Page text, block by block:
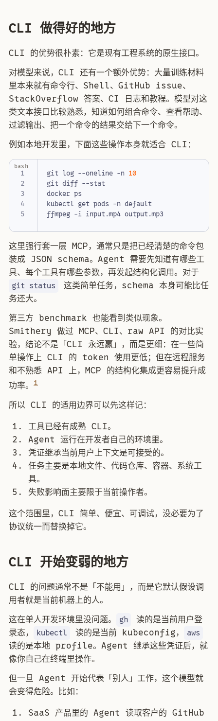
CLI 做得好的地方
CLI 的优势很朴素：它是现有工程系统的原生接口。
对模型来说，CLI 还有一个额外优势：大量训练材料
里本来就有命令行、Shell、GitHub issue、
StackOverflow 答案、CI 日志和教程。模型对这
类文本接口比较熟悉，知道如何组合命令、查看帮助、
过滤输出、把一个命令的结果交给下一个命令。
例如本地开发里，下面这些操作本身就适合 CLI：
1
2
4
5
git log --oneline -n 10
bash
这里强行套一层 MCP，通常只是把已经清楚的命令包
装成 JSON schema。Agent 需要先知道有哪些工
具、每个工具有哪些参数，再发起结构化调用。对于
git status
这类简单任务，schema 本身可能比任
务还大。
第三方 benchmark 也能看到类似现象。
Smithery 做过 MCP、CLI、raw API 的对比实
验，结论不是「CLI 永远赢」，而是更细：在一些简
单操作上 CLI 的 token 使用更低；但在远程服务
和不熟悉 API 上，MCP 的结构化集成更容易提升成
功率。 1
所以 CLI 的适用边界可以先这样记：
工具已经有成熟 CLI。
Agent 运行在开发者自己的环境里。
凭证继承当前用户上下文是可接受的。
任务主要是本地文件、代码仓库、容器、系统工
具。
失败影响面主要限于当前操作者。
这个范围里，CLI 简单、便宜、可调试，没必要为了
协议统一而替换掉它。
CLI 开始变弱的地方
CLI 的问题通常不是「不能用」，而是它默认假设调
用者就是当前机器上的人。
这在单人开发环境里没问题。
gh
读的是当前用户登
录态，
kubectl 读的是当前 kubeconfig， aws
读的是本地 profile。Agent 继承这些凭证后，就
像你自己在终端里操作。
但一旦 Agent 开始代表「别人」工作，这个模型就
会变得危险。比如：
SaaS 产品里的 Agent 读取客户的 GitHub